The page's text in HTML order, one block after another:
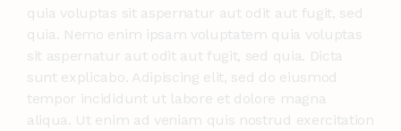
quia voluptas sit aspernatur aut odit aut fugit, sed
quia. Nemo enim ipsam voluptatem quia voluptas
sit aspernatur aut odit aut fugit, sed quia. Dicta
sunt explicabo. Adipiscing elit, sed do eiusmod
tempor incididunt ut labore et dolore magna
aliqua. Ut enim ad veniam quis nostrud exercitation